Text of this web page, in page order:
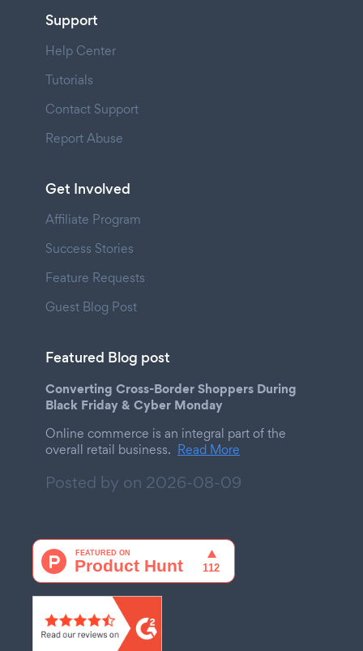
Support
Help Center
Tutorials
Contact Support
Report Abuse
Get Involved
Affiliate Program
Success Stories
Feature Requests
Guest Blog Post
Featured Blog post
Converting Cross-Border Shoppers During
Black Friday & Cyber Monday
Online commerce is an integral part of the
overall retail business. Read More
Posted by on 2026-08-09